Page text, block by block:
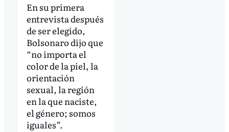
En su primera
entrevista después
de ser elegido,
Bolsonaro dijo que
“no importa el
color de la piel, la
orientación
sexual, la región
en la que naciste,
el género; somos
iguales”.